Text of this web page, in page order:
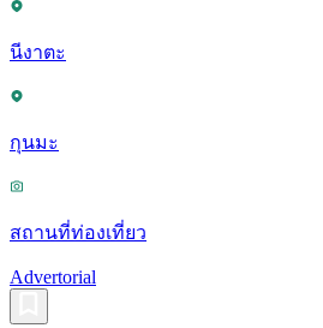
นีงาตะ
กุนมะ
สถานที่ท่องเที่ยว
Advertorial